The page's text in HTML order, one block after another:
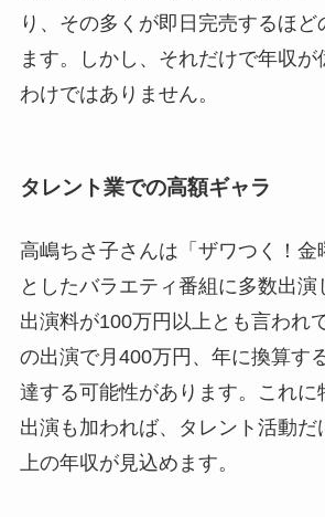
り、その多くが即日完売するほど
ます。しかし、それだけで年収が
わけではありません。
タレント業での高額ギャラ
高嶋ちさ子さんは「ザワつく！金
としたバラエティ番組に多数出
出演料が100万円以上とも言われ
の出演で月400万円、年に換算す
達する可能性があります。これに
出演も加われば、タレント活動だ
上の年収が見込めます。